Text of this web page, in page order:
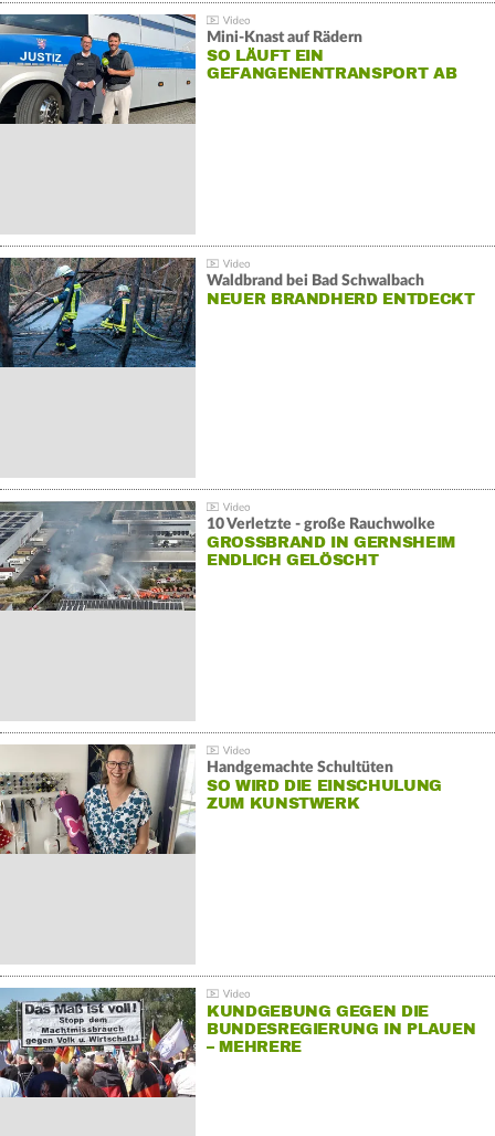
Mini-Knast auf Rädern
SO LÄUFT EIN
GEFANGENENTRANSPORT AB
Waldbrand bei Bad Schwalbach
NEUER BRANDHERD ENTDECKT
10 Verletzte - große Rauchwolke
GROSSBRAND IN GERNSHEIM E
NDLICH GELÖSCHT
Handgemachte Schultüten
SO WIRD DIE EINSCHULUNG
ZUM KUNSTWERK
KUNDGEBUNG GEGEN DIE
BUNDESREGIERUNG IN PLAUEN
– MEHRERE